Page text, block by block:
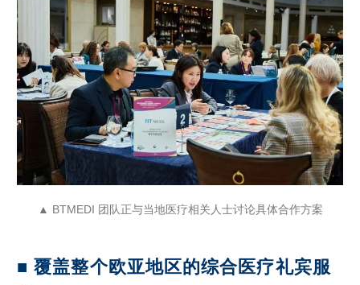
▲ BTMEDI 团队正与当地医疗相关人士讨论具体合作方案
■ 覆盖整个欧亚地区的综合医疗礼宾服